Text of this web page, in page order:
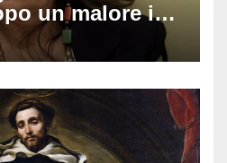
un malore in
sta oggi l’ex